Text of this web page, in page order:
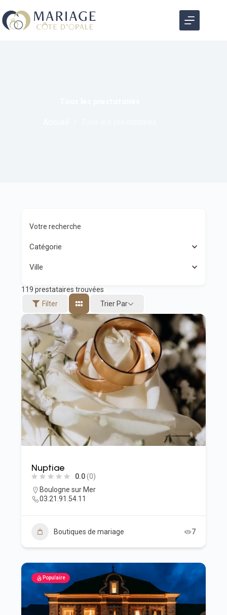
Votre recherche
Catégorie
Ville
119 prestataires trouvées
Filter
Trier Par
Nuptiae
0.0(0)
Boulogne sur Mer
03.21.91.54.11
Boutiques de mariage 7
Populaire